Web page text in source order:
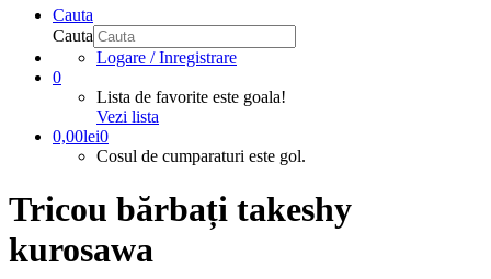
Cauta
Cauta
Logare / Inregistrare
0
Lista de favorite este goala!
Vezi lista
0,00lei0
Cosul de cumparaturi este gol.
Tricou bărbați takeshy
kurosawa